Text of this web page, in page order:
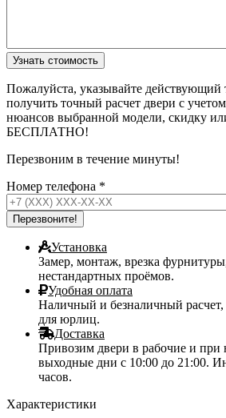
Пожалуйста, указывайте действующий
получить точный расчет двери с
нюансов выбранной модели, скидку
БЕСПЛАТНО!
Перезвоним в течение минуты!
Номер телефона *
Установка
Замер, монтаж, врезка
нестандартных проёмов.
Удобная оплата
Наличный и безналичный расчет,
для юрлиц.
Доставка
Привозим двери в рабочие и при
выходные дни с 10:00 до 21:00.
часов.
Характеристики